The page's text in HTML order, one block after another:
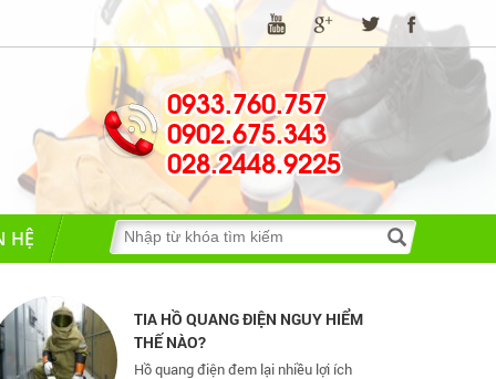
0933.760.757
0902.675.343
028.2448.9225
HỆ
Những quy định và hệ thống pháp
luật về bảo hộ lao động
Những quy định và hệ thống pháp luật
về bảo hộ lao động
Hồ quang điện đem lại nhiều lợi ích
tuy nhiên nó cũng có một số tác hại
nhất định